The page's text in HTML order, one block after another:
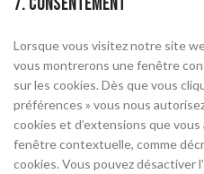
Lorsque vous visitez notre site
vous montrerons une fenêtre
sur les cookies. Dès que vous
préférences » vous nous
cookies et d’extensions que
fenêtre contextuelle, comme
cookies. Vous pouvez désactiver